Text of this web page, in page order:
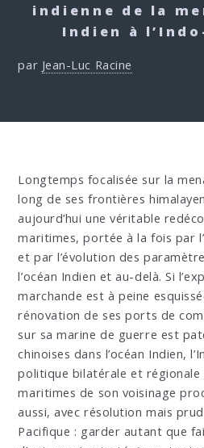
indienne de la
Indien à
par Jean-Luc Racine
Longtemps focalisée sur la
long de ses frontières
aujourd’hui une véritable
maritimes, portée à la fois par
et par l’évolution des
l’océan Indien et au-delà. Si
marchande est à peine
rénovation de ses ports de
sur sa marine de guerre est
chinoises dans l’océan Indien,
politique bilatérale et régionale
maritimes de son voisinage
aussi, avec résolution mais
Pacifique : garder autant que